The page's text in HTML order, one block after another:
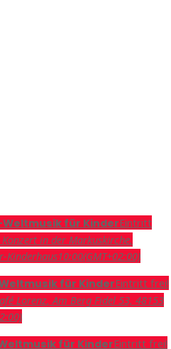
für KinderEintritt
in der Markuskirche,
Kinderhaus10:00(GMT+02:00)
für KinderEintritt frei!
Lorenz, Am Berg Fidel 53, 48153
für KinderEintritt frei!